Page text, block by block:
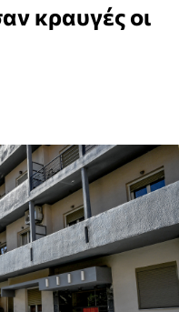
κραυγές οι